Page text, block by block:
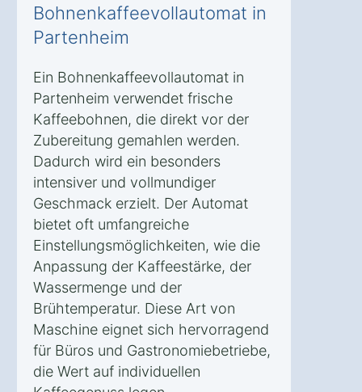
Bohnenkaffeevollautomat in
Partenheim
Ein Bohnenkaffeevollautomat in
Partenheim verwendet frische
Kaffeebohnen, die direkt vor der
Zubereitung gemahlen werden.
Dadurch wird ein besonders
intensiver und vollmundiger
Geschmack erzielt. Der Automat
bietet oft umfangreiche
Einstellungsmöglichkeiten, wie die
Anpassung der Kaffeestärke, der
Wassermenge und der
Brühtemperatur. Diese Art von
Maschine eignet sich hervorragend
für Büros und Gastronomiebetriebe,
die Wert auf individuellen